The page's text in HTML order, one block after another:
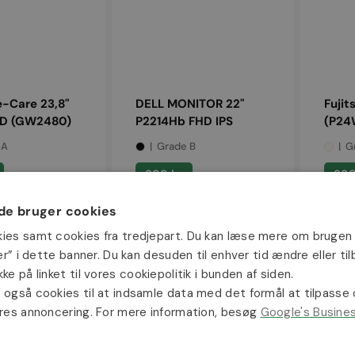
Care 23,8"
(GW2480)
DELL MONITOR 22"
P2214Hb FHD IPS
Grade B
Normalpris
399 kr
Fujitsu
23,8"
IPS
Full
HD
23,8"
HD
IPS
Ikke
bruger cookies
samt cookies fra tredjepart. Du kan læse mere om
i dette banner. Du kan desuden til enhver tid ændre eller
på linket til vores cookiepolitik i bunden af siden.
også cookies til at indsamle data med det formål at tilpasse
annoncering. For mere information, besøg Google's